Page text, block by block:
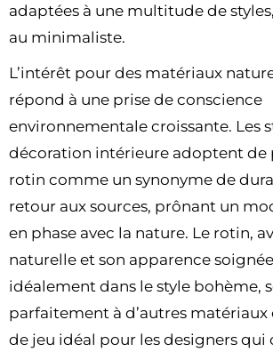
adaptées à une multitude de
au minimaliste.
L’intérêt pour des matériaux
répond à une prise de conscience
environnementale croissante. Les
décoration intérieure adoptent de
rotin comme un synonyme de
retour aux sources, prônant un
en phase avec la nature. Le rotin,
naturelle et son apparence
idéalement dans le style bohème,
parfaitement à d’autres matériaux
de jeu idéal pour les designers qui